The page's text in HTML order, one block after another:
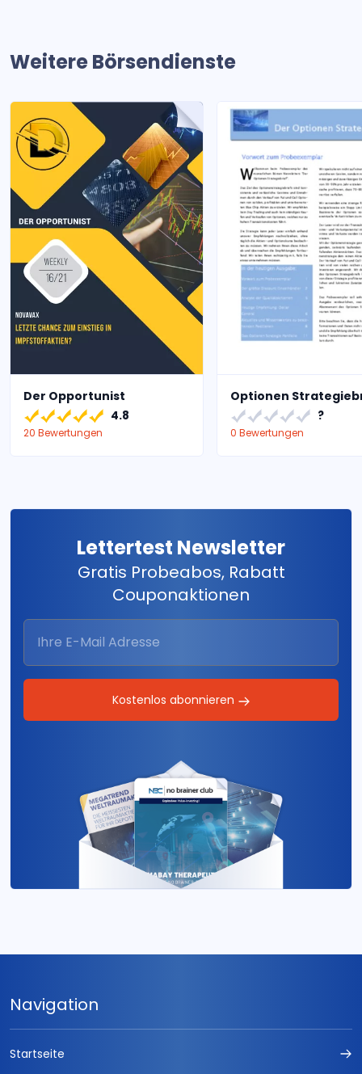
Weitere Börsendienste
Der Opportunist
4.8
20 Bewertungen
Optionen
?
0 Bewertungen
Lettertest Newsletter
Gratis Probeabos, Rabatt
Couponaktionen
Kostenlos abonnieren
Navigation
Startseite